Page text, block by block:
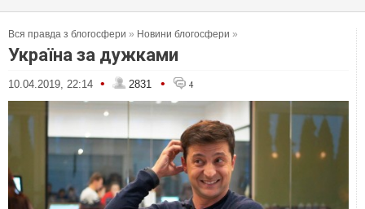
Вся правда з блогосфери » Новини блогосфери »
Україна за дужками
10.04.2019, 22:14 • 2831 • 4